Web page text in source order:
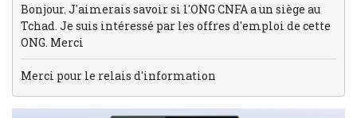
Bonjour. J'aimerais savoir si l'ONG CNFA a un siège au
Tchad. Je suis intéressé par les offres d'emploi de cette
ONG. Merci
Merci pour le relais d'information